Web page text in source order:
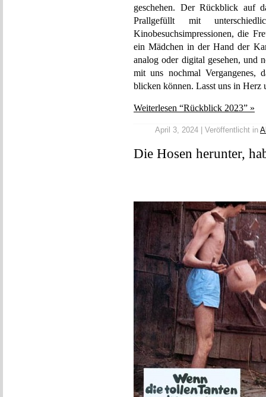
geschehen. Der Rückblick auf
Prallgefüllt mit
Kinobesuchsimpressionen, die
ein Mädchen in der Hand der
analog oder digital gesehen, und
mit uns nochmal
blicken können. Lasst uns in Herz
Weiterlesen “Rückblick 2023” »
April 3, 2024 | Veröffentlicht in
Die Hosen herunter,